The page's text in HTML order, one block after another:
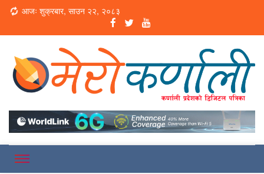
Loading...
आजः शुक्रबार, साउन २२, २०८३
Merokarnali